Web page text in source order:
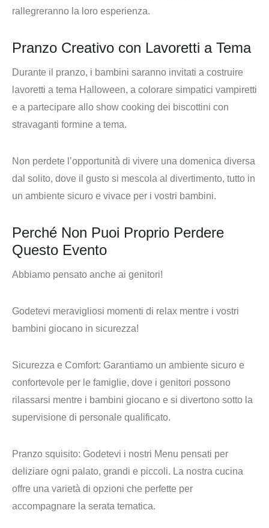
rallegreranno la loro esperienza.
Pranzo Creativo con Lavoretti a Tema
Durante il pranzo, i bambini saranno invitati a costruire
lavoretti a tema Halloween, a colorare simpatici vampiretti
e a partecipare allo show cooking dei biscottini con
stravaganti formine a tema.
Non perdete l’opportunità di vivere una domenica diversa
dal solito, dove il gusto si mescola al divertimento, tutto in
un ambiente sicuro e vivace per i vostri bambini.
Perché Non Puoi Proprio Perdere
Questo Evento
Abbiamo pensato anche ai genitori!
Godetevi meravigliosi momenti di relax mentre i vostri
bambini giocano in sicurezza!
Sicurezza e Comfort: Garantiamo un ambiente sicuro e
confortevole per le famiglie, dove i genitori possono
rilassarsi mentre i bambini giocano e si divertono sotto la
supervisione di personale qualificato.
Pranzo squisito: Godetevi i nostri Menu pensati per
deliziare ogni palato, grandi e piccoli. La nostra cucina
offre una varietà di opzioni che perfette per
accompagnare la serata tematica.